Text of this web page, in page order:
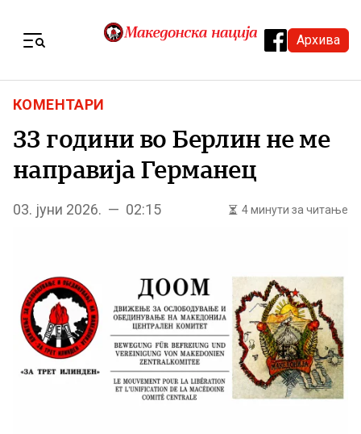
Архива
КОМЕНТАРИ
33 години во Берлин не ме
направија Германец
03. јуни 2026. — 02:15 4 минути за читање